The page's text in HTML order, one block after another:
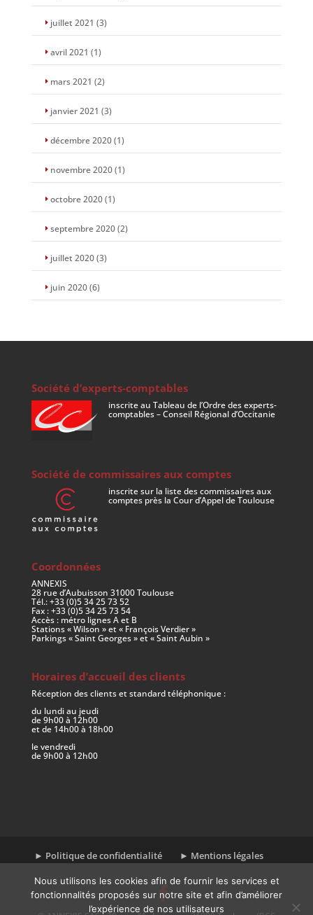
juillet 2021 (3)
avril 2021 (1)
mars 2021 (2)
janvier 2021 (3)
décembre 2020(1)
novembre 2020(1)
octobre 2020(1)
septembre 2020(2)
juillet 2020(3)
juin 2020(6)
Société d’experts-comptables
inscrite au Tableau de l’Ordre des experts-
comptables – Conseil Régional d’Occitanie
Société de commissaires aux comptes
inscrite sur la liste des commissaires aux
comptes près la Cour d’Appel de Toulouse
Coordonnées
ANNEXIS
28 rue d’Aubuisson 31000 Toulouse
Tél.: +33 (0)5 34 25 73 52
Fax : +33 (0)5 34 25 73 54
Accès : métro lignes A et B
Stations « Wilson » et « François Verdier »
Parkings « Saint Georges » et « Saint Aubin »
Horaires d’accueil des clients
Réception des clients et standard téléphonique :
du lundi au jeudi
de 9h00 à 12h00
et de 14h00 à 18h00
le vendredi
de 9h00 à 12h00
► Politique de confidentialité ► Mentions légales
Nous utilisons les cookies afin de fournir les services et
fonctionnalités proposés sur notre site et afin d’améliorer
l’expérience de nos utilisateurs